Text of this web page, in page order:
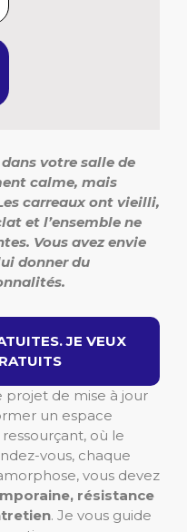
votre salle de
calme, mais
carreaux ont vieilli,
et l’ensemble ne
Vous avez envie
donner du
JE VEUX
projet de mise à jour
un espace
où le
vous, chaque
vous devez
résistance
. Je vous guide